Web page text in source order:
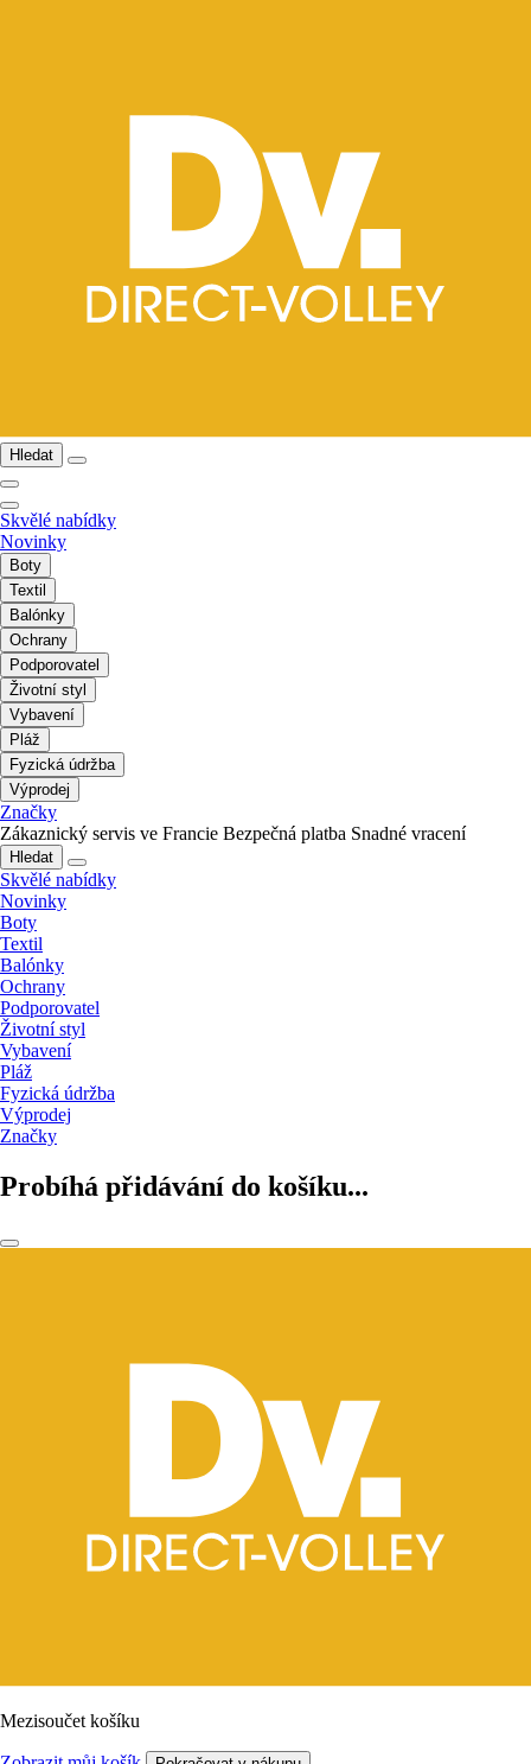
Hledat
Skvělé nabídky
Novinky
Boty
Textil
Balónky
Ochrany
Podporovatel
Životní styl
Vybavení
Pláž
Fyzická údržba
Výprodej
Značky
Zákaznický servis ve Francie Bezpečná platba Snadné vracení
Hledat
Skvělé nabídky
Novinky
Boty
Textil
Balónky
Ochrany
Podporovatel
Životní styl
Vybavení
Pláž
Fyzická údržba
Výprodej
Značky
Probíhá přidávání do košíku...
Mezisoučet košíku